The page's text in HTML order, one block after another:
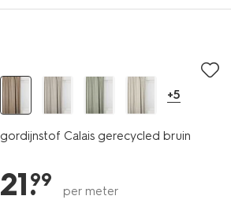
+5
gordijnstof Calais gerecycled bruin
21.
99
per meter